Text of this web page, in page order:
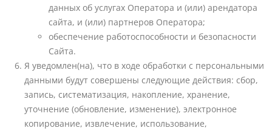
данных об услугах Оператора и (или) арендатора
сайта, и (или) партнеров Оператора;
обеспечение работоспособности и безопасности
Сайта.
Я уведомлен(на), что в ходе обработки с персональными
данными будут совершены следующие действия: сбор,
запись, систематизация, накопление, хранение,
уточнение (обновление, изменение), электронное
копирование, извлечение, использование,